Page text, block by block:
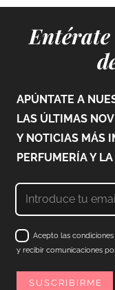
APÚNTATE A
LAS ÚLTIMAS
Y NOTICIAS MÁS
PERFUMERÍA Y
Acepto las
y recibir comunicaciones